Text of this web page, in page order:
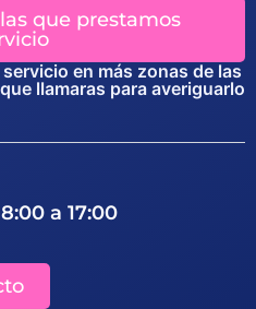
que prestamos
en más zonas de las
llamaras para averiguarlo
a 17:00